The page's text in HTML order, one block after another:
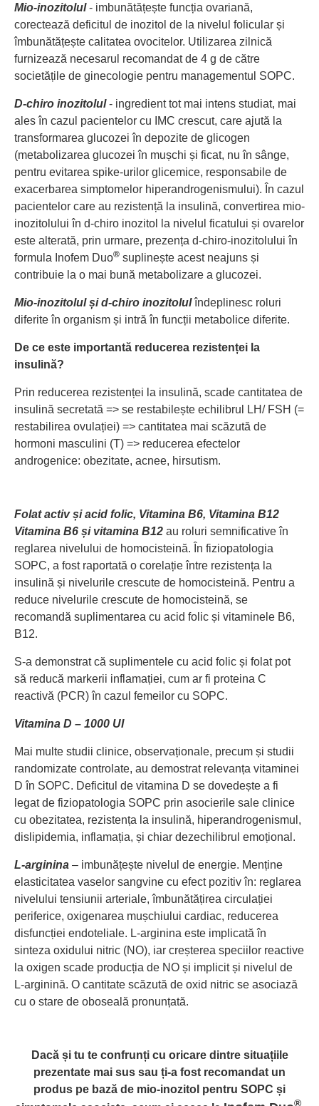
Mio-inozitolul- imbunătățește funcția ovariană,
corectează deficitul de inozitol de la nivelul folicular și
îmbunătățește calitatea ovocitelor. Utilizarea zilnică
furnizează necesarul recomandat de 4 g de către
societățile de ginecologie pentru managementul SOPC.
D-chiro inozitolul- ingredient tot mai intens studiat, mai
ales în cazul pacientelor cu IMC crescut, care ajută la
transformarea glucozei în depozite de glicogen
(metabolizarea glucozei în mușchi și ficat, nu în sânge,
pentru evitarea spike-urilor glicemice, responsabile de
exacerbarea simptomelor hiperandrogenismului). În cazul
pacientelor care au rezistență la insulină, convertirea mio-
inozitolului în d-chiro inozitol la nivelul ficatului și ovarelor
este alterată, prin urmare, prezența d-chiro-inozitolului în
formula Inofem Duo® suplinește acest neajuns și
contribuie la o mai bună metabolizare a glucozei.
Mio-inozitolul și d-chiro inozitolulîndeplinesc roluri
diferite în organism și intră în funcții metabolice diferite.
De ce este importantă reducerea rezistenței la
insulină?
Prin reducerea rezistenței la insulină, scade cantitatea de
insulină secretată => se restabilește echilibrul LH/ FSH (=
restabilirea ovulației) => cantitatea mai scăzută de
hormoni masculini (T) => reducerea efectelor
androgenice: obezitate, acnee, hirsutism.
Folat activ și acid folic, Vitamina B6, Vitamina B12
Vitamina B6 și vitamina B12 au roluri semnificative în
reglarea nivelului de homocisteină. În fiziopatologia
SOPC, a fost raportată o corelație între rezistența la
insulină și nivelurile crescute de homocisteină. Pentru a
reduce nivelurile crescute de homocisteină, se
recomandă suplimentarea cu acid folic și vitaminele B6,
B12.
S-a demonstrat că suplimentele cu acid folic și folat pot
să reducă markerii inflamației, cum ar fi proteina C
reactivă (PCR) în cazul femeilor cu SOPC.
Vitamina D – 1000 UI
Mai multe studii clinice, observaționale, precum și studii
randomizate controlate, au demostrat relevanța vitaminei
D în SOPC. Deficitul de vitamina D se dovedește a fi
legat de fiziopatologia SOPC prin asocierile sale clinice
cu obezitatea, rezistența la insulină, hiperandrogenismul,
dislipidemia, inflamația, și chiar dezechilibrul emoțional.
L-arginina – imbunățește nivelul de energie. Menține
elasticitatea vaselor sangvine cu efect pozitiv în: reglarea
nivelului tensiunii arteriale, îmbunătățirea circulației
periferice, oxigenarea mușchiului cardiac, reducerea
disfuncției endoteliale. L-arginina este implicată în
sinteza oxidului nitric (NO), iar creșterea speciilor reactive
la oxigen scade producția de NO și implicit și nivelul de
L-arginină. O cantitate scăzută de oxid nitric se asociază
cu o stare de oboseală pronunțată.
Dacă și tu te confrunți cu oricare dintre situațiile
prezentate mai sus sau ți-a fost recomandat un
produs pe bază de mio-inozitol pentru SOPC și
®